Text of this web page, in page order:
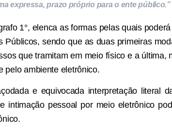
expressa, prazo próprio para o ente público.”
1°, elenca as formas pelas quais
Públicos, sendo que as duas primeiras
que tramitam em meio físico e a última,
pelo ambiente eletrônico.
e equivocada interpretação literal
intimação pessoal por meio eletrônico